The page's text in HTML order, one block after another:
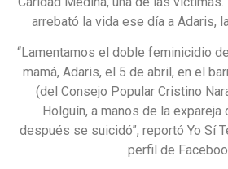
arrebató la vida ese día a Adaris,
“Lamentamos el doble feminicidio
mamá, Adaris, el 5 de abril, en el
(del Consejo Popular Cristino
Holguín, a manos de la expareja
después se suicidó”, reportó Yo Sí
perfil de